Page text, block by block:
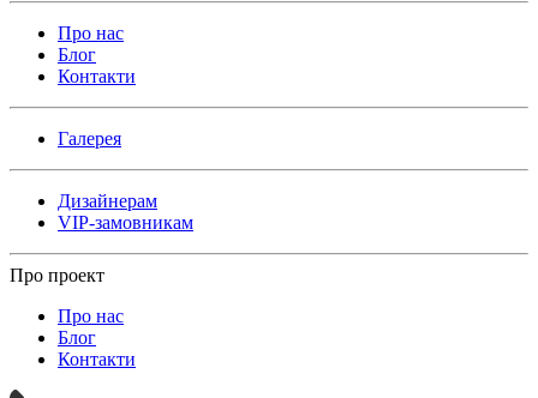
Про нас
Блог
Контакти
Галерея
Дизайнерам
VIP-замовникам
Про проект
Про нас
Блог
Контакти